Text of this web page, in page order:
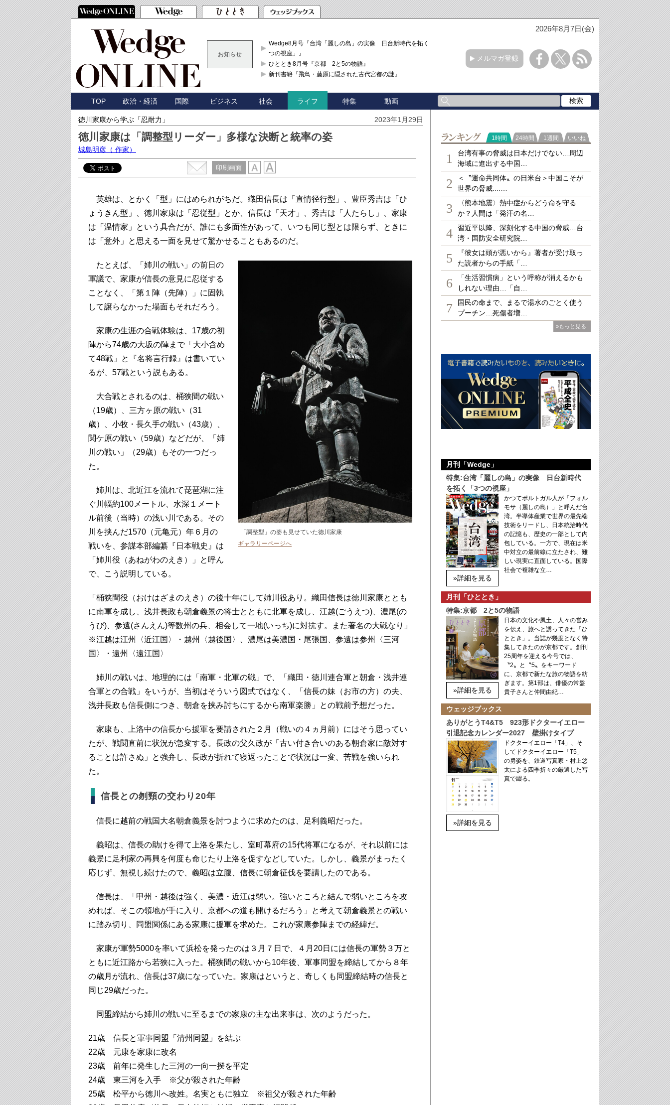
2026年8月7日(金)
お知らせ
Wedge8月号『台湾「麗しの島」の実像 日台新時代を拓く「3
つの視座」』
ひととき8月号『京都 2と5の物語』
新刊書籍『飛鳥・藤原に隠された古代宮都の謎』
メルマガ登録
TOP 政治・経済 国際 ビジネス 社会 ライフ 特集 動画
徳川家康から学ぶ「忍耐力」 2023年1月29日
徳川家康は「調整型リーダー」多様な決断と統率の姿
城島明彦 （ 作家）
印刷画面
英雄は、とかく「型」にはめられがちだ。織田信長は「直情径行型」、豊臣秀吉は「ひ
ょうきん型」、徳川家康は「忍従型」とか、信長は「天才」、秀吉は「人たらし」、家康
は「温情家」という具合だが、誰にも多面性があって、いつも同じ型とは限らず、ときに
は「意外」と思える一面を見せて驚かせることもあるのだ。
「調整型」の姿も見せていた徳川家康
ギャラリーページへ
たとえば、「姉川の戦い」の前日の
軍議で、家康が信長の意見に忍従する
ことなく、「第１陣（先陣）」に固執
して譲らなかった場面もそれだろう。
家康の生涯の合戦体験は、17歳の初
陣から74歳の大坂の陣まで「大小含め
て48戦」と『名将言行録』は書いてい
るが、57戦という説もある。
大合戦とされるのは、桶狭間の戦い
（19歳）、三方ヶ原の戦い（31
歳）、小牧・長久手の戦い（43歳）、
関ケ原の戦い（59歳）などだが、「姉
川の戦い」（29歳）もその一つだっ
た。
姉川は、北近江を流れて琵琶湖に注
ぐ川幅約100メートル、水深１メート
ル前後（当時）の浅い川である。その
川を挟んだ1570（元亀元）年６月の
戦いを、参謀本部編纂『日本戦史』は
「姉川役（あねがわのえき）」と呼ん
で、こう説明している。
「桶狭間役（おけはざまのえき）の後十年にして姉川役あり。織田信長は徳川家康ととも
に南軍を成し、浅井長政も朝倉義景の将士とともに北軍を成し、江越(ごうえつ)、濃尾(の
うび)、参遠(さんえん)等数州の兵、相会して一地(いっち)に対抗す。また著名の大戦なり」
※江越は江州〈近江国〉・越州〈越後国〉、濃尾は美濃国・尾張国、参遠は参州〈三河
国〉・遠州〈遠江国〉
姉川の戦いは、地理的には「南軍・北軍の戦」で、「織田・徳川連合軍と朝倉・浅井連
合軍との合戦」をいうが、当初はそういう図式ではなく、「信長の妹（お市の方）の夫、
浅井長政も信長側につき、朝倉を挟み討ちにするから南軍楽勝」との戦前予想だった。
家康も、上洛中の信長から援軍を要請された２月（戦いの４ヵ月前）にはそう思ってい
たが、戦闘直前に状況が急変する。長政の父久政が「古い付き合いのある朝倉家に敵対す
ることは許さぬ」と強弁し、長政が折れて寝返ったことで状況は一変、苦戦を強いられ
た。
信長との刎頸の交わり20年
信長に越前の戦国大名朝倉義景を討つように求めたのは、足利義昭だった。
義昭は、信長の助けを得て上洛を果たし、室町幕府の15代将軍になるが、それ以前には
義景に足利家の再興を何度も命じたり上洛を促すなどしていた。しかし、義景がまったく
応じず、無視し続けたので、義昭は立腹、信長に朝倉征伐を要請したのである。
信長は、「甲州・越後は強く、美濃・近江は弱い。強いところと結んで弱いところを攻
めれば、そこの領地が手に入り、京都への道も開けるだろう」と考えて朝倉義景との戦い
に踏み切り、同盟関係にある家康に援軍を求めた。これが家康参陣までの経緯だ。
家康が軍勢5000を率いて浜松を発ったのは３月７日で、４月20日には信長の軍勢３万と
ともに近江路から若狭に入った。桶狭間の戦いから10年後、軍事同盟を締結してから８年
の歳月が流れ、信長は37歳になっていた。家康はというと、奇しくも同盟締結時の信長と
同じ29歳だった。
同盟締結から姉川の戦いに至るまでの家康の主な出来事は、次のようだった。
21歳 信長と軍事同盟「清州同盟」を結ぶ
22歳 元康を家康に改名
23歳 前年に発生した三河の一向一揆を平定
24歳 東三河を入手 ※父が殺された年齢
25歳 松平から徳川へ改姓。名実ともに独立 ※祖父が殺された年齢
ランキング
1時間 24時間 1週間 いいね
1
台湾有事の脅威は日本だけでない…周辺
海域に進出する中国…
2
＜〝運命共同体〟の日米台＞中国こそが
世界の脅威....…
3
〈熊本地震〉熱中症からどう命を守る
か？人間は「発汗の名…
4
習近平以降、深刻化する中国の脅威…台
湾・国防安全研究院…
5
『彼女は頭が悪いから』著者が受け取っ
た読者からの手紙「…
6
「生活習慣病」という呼称が消えるかも
しれない理由…「自…
7
国民の命まで、まるで湯水のごとく使う
プーチン…死傷者増…
»もっと見る
月刊「Wedge」
特集:台湾「麗しの島」の実像 日台新時代
を拓く「3つの視座」
»詳細を見る
かつてポルトガル人が「フォル
モサ（麗しの島）」と呼んだ台
湾。半導体産業で世界の最先端
技術をリードし、日本統治時代
の記憶も、歴史の一部として内
包している。一方で、現在は米
中対立の最前線に立たされ、難
しい現実に直面している。国際
社会で複雑な立…
月刊「ひととき」
特集:京都 2と5の物語
»詳細を見る
日本の文化や風土、人々の営み
を伝え、旅へと誘ってきた「ひ
ととき」。当誌が幾度となく特
集してきたのが京都です。創刊
25周年を迎える今号では、
〝2〟と〝5〟をキーワード
に、京都で新たな旅の物語を紡
ぎます。第1部は、俳優の常盤
貴子さんと仲間由紀…
ウェッジブックス
ありがとうT4&T5 923形ドクターイエロー
引退記念カレンダー2027 壁掛けタイプ
»詳細を見る
ドクターイエロー「T4」、そ
してドクターイエロー「T5」
の勇姿を、鉄道写真家・村上悠
太による四季折々の厳選した写
真で綴る。